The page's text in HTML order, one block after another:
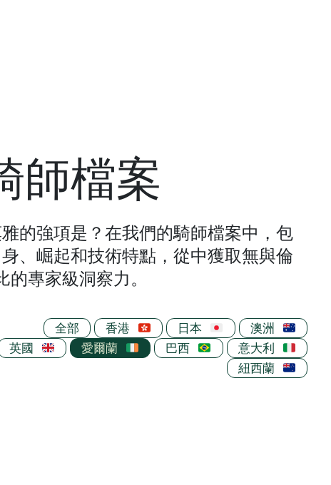
師檔案
的強項是？在我們的騎師檔案中，包
、崛起和技術特點，從中獲取無與倫
的專家級洞察力。
全部 香港 日本
澳洲
英國
愛爾蘭 巴西
意大利
紐西蘭